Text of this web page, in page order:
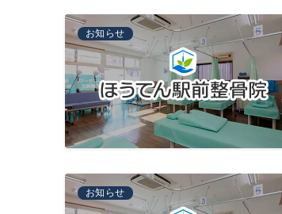
お知らせ
お知らせ